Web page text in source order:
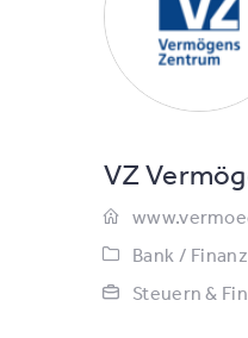
VZ
Bank /
Steuern &